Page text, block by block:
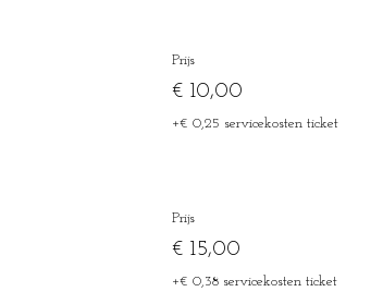
Prijs
€ 10,00
+€ 0,25 servicekosten ticket
Prijs
€ 15,00
+€ 0,38 servicekosten ticket